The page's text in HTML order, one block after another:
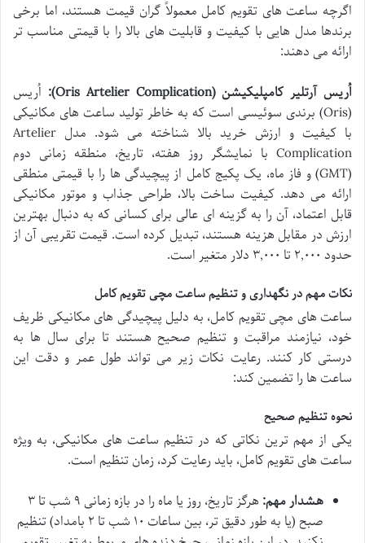
اگرچه ساعت های تقویم کامل معمولاً گران قیمت هستند، اما برخی
برندها مدل هایی با کیفیت و قابلیت های بالا را با قیمتی مناسب تر
ارائه می دهند:
اُریس آرتلیر کامپلیکیشن (Oris Artelier Complication):
اُریس
(Oris) برندی سوئیسی است که به خاطر تولید ساعت های مکانیکی
با کیفیت و ارزش خرید بالا شناخته می شود. مدل Artelier
Complication با نمایشگر روز هفته، تاریخ، منطقه زمانی دوم
(GMT) و فاز ماه، یک پکیج کامل از پیچیدگی ها را با قیمتی منطقی
ارائه می دهد. کیفیت ساخت بالا، طراحی جذاب و موتور مکانیکی
قابل اعتماد، آن را به گزینه ای عالی برای کسانی که به دنبال بهترین
ارزش در مقابل هزینه هستند، تبدیل کرده است. قیمت تقریبی آن از
حدود ۲,۰۰۰ تا ۳,۰۰۰ دلار متغیر است.
نکات مهم در نگهداری و تنظیم ساعت مچی تقویم کامل
ساعت های مچی تقویم کامل، به دلیل پیچیدگی های مکانیکی ظریف
خود، نیازمند مراقبت و تنظیم صحیح هستند تا برای سال ها به
درستی کار کنند. رعایت نکات زیر می تواند طول عمر و دقت این
ساعت ها را تضمین کند:
نحوه تنظیم صحیح
یکی از مهم ترین نکاتی که در تنظیم ساعت های مکانیکی، به ویژه
ساعت های تقویم کامل، باید رعایت کرد، زمان تنظیم است.
هشدار مهم:
هرگز تاریخ، روز یا ماه را در بازه زمانی ۹ شب تا ۳
صبح (یا به طور دقیق تر، بین ساعات ۱۰ شب تا ۲ بامداد) تنظیم